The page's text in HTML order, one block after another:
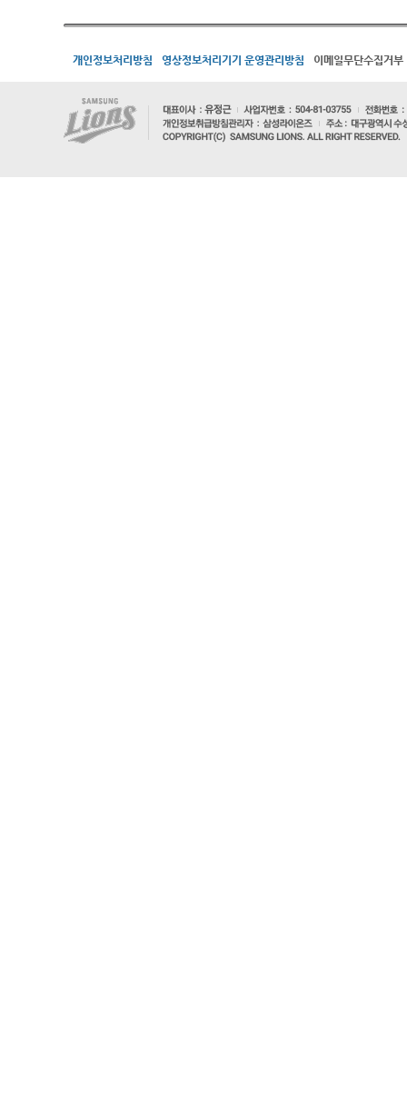
개인정보처리방침 영상정보처리기기 운영관리방침 이메일무단수집거부